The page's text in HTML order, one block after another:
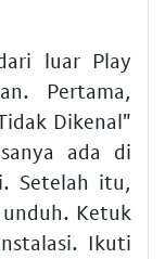
luar Play
Pertama,
Dikenal"
ada di
Setelah itu,
Ketuk
Ikuti